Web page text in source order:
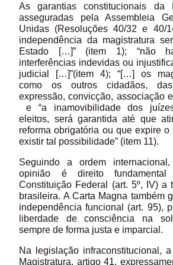
As garantias constitucionais da
asseguradas pela Assembleia
Unidas (Resoluções 40/32 e 40/
independência da magistratura
Estado […]” (item 1); “não
interferências indevidas ou
judicial […]”(item 4); “[…] os
como os outros cidadãos,
expressão, convicção, associação
e “a inamovibilidade dos
eleitos, será garantida até que
reforma obrigatória ou que expire
existir tal possibilidade” (item 11).
Seguindo a ordem
opinião é direito fundamental
Constituição Federal (art. 5º, IV) a
brasileira. A Carta Magna também
independência funcional (art. 95),
liberdade de consciência na
sempre de forma justa e imparcial.
Na legislação infraconstitucional,
Magistratura, artigo 41,